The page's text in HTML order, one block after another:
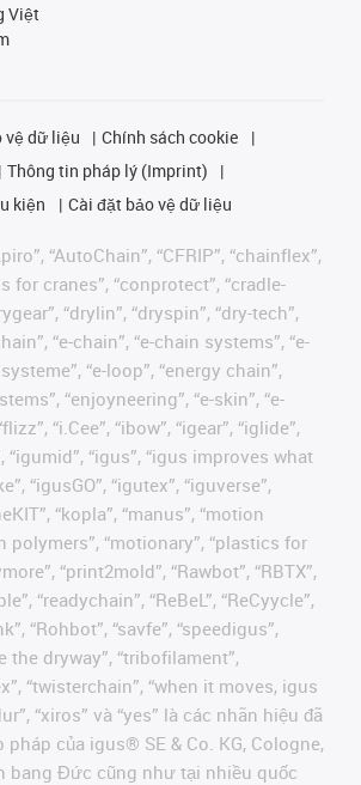
Việt
vệ dữ liệu
Chính sách cookie
Thông tin pháp lý (Imprint)
kiện
Cài đặt bảo vệ dữ liệu
“AutoChain”, “CFRIP”, “chainflex”,
for cranes”, “conprotect”, “cradle-
“drylin”, “dryspin”, “dry-tech”,
“e-chain”, “e-chain systems”, “e-
“e-loop”, “energy chain”,
“enjoyneering”, “e-skin”, “e-
“i.Cee”, “ibow”, “igear”, “iglide”,
“igumid”, “igus”, “igus improves what
“igusGO”, “igutex”, “iguverse”,
“kopla”, “manus”, “motion
polymers”, “motionary”, “plastics for
“print2mold”, “Rawbot”, “RBTX”,
“readychain”, “ReBeL”, “ReCyycle”,
“Rohbot”, “savfe”, “speedigus”,
the dryway”, “tribofilament”,
“twisterchain”, “when it moves, igus
“xiros” và “yes” là các nhãn hiệu đã
của igus® SE & Co. KG, Cologne,
bang Đức cũng như tại nhiều quốc